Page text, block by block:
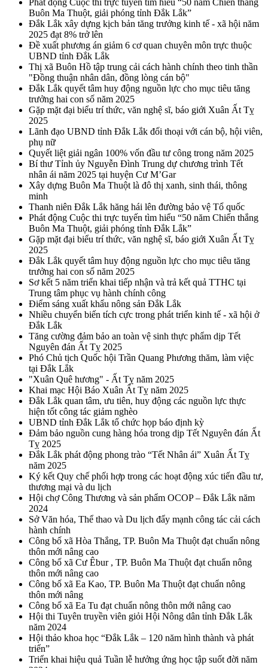
Phát động Cuộc thi trực tuyến tìm hiểu “50 năm Chiến thắng
Buôn Ma Thuột, giải phóng tỉnh Đắk Lắk”
Đắk Lắk xây dựng kịch bản tăng trưởng kinh tế - xã hội năm
2025 đạt 8% trở lên
Đề xuất phương án giảm 6 cơ quan chuyên môn trực thuộc
UBND tỉnh Đắk Lắk
Thị xã Buôn Hồ tập trung cải cách hành chính theo tinh thần
"Đồng thuận nhân dân, đồng lòng cán bộ"
Đắk Lắk quyết tâm huy động nguồn lực cho mục tiêu tăng
trưởng hai con số năm 2025
Gặp mặt đại biểu trí thức, văn nghệ sĩ, báo giới Xuân Ất Tỵ
2025
Lãnh đạo UBND tỉnh Đắk Lắk đối thoại với cán bộ, hội viên,
phụ nữ
Quyết liệt giải ngân 100% vốn đầu tư công trong năm 2025
Bí thư Tỉnh ủy Nguyễn Đình Trung dự chương trình Tết
nhân ái năm 2025 tại huyện Cư M’Gar
Xây dựng Buôn Ma Thuột là đô thị xanh, sinh thái, thông
minh
Thanh niên Đắk Lắk hăng hái lên đường bảo vệ Tổ quốc
Phát động Cuộc thi trực tuyến tìm hiểu “50 năm Chiến thắng
Buôn Ma Thuột, giải phóng tỉnh Đắk Lắk”
Gặp mặt đại biểu trí thức, văn nghệ sĩ, báo giới Xuân Ất Tỵ
2025
Đắk Lắk quyết tâm huy động nguồn lực cho mục tiêu tăng
trưởng hai con số năm 2025
Sơ kết 5 năm triển khai tiếp nhận và trả kết quả TTHC tại
Trung tâm phục vụ hành chính công
Điểm sáng xuất khẩu nông sản Đắk Lắk
Nhiều chuyển biến tích cực trong phát triển kinh tế - xã hội ở
Đắk Lắk
Tăng cường đảm bảo an toàn vệ sinh thực phẩm dịp Tết
Nguyên đán Ất Tỵ 2025
Phó Chủ tịch Quốc hội Trần Quang Phương thăm, làm việc
tại Đắk Lắk
"Xuân Quê hương" - Ất Tỵ năm 2025
Khai mạc Hội Báo Xuân Ất Tỵ năm 2025
Đắk Lắk quan tâm, ưu tiên, huy động các nguồn lực thực
hiện tốt công tác giảm nghèo
UBND tỉnh Đắk Lắk tổ chức họp báo định kỳ
Đảm bảo nguồn cung hàng hóa trong dịp Tết Nguyên đán Ất
Tỵ 2025
Đắk Lắk phát động phong trào “Tết Nhân ái” Xuân Ất Tỵ
năm 2025
Ký kết Quy chế phối hợp trong các hoạt động xúc tiến đầu tư,
thương mại và du lịch
Hội chợ Công Thương và sản phẩm OCOP – Đắk Lắk năm
2024
Sở Văn hóa, Thể thao và Du lịch đẩy mạnh công tác cải cách
hành chính
Công bố xã Hòa Thắng, TP. Buôn Ma Thuột đạt chuẩn nông
thôn mới nâng cao
Công bố xã Cư Êbur , TP. Buôn Ma Thuột đạt chuẩn nông
thôn mới nâng cao
Công bố xã Ea Kao, TP. Buôn Ma Thuột đạt chuẩn nông
thôn mới nâng
Công bố xã Ea Tu đạt chuẩn nông thôn mới nâng cao
Hội thi Tuyên truyền viên giỏi Hội Nông dân tỉnh Đắk Lắk
năm 2024
Hội thảo khoa học “Đắk Lắk – 120 năm hình thành và phát
triển”
Triển khai hiệu quả Tuần lễ hưởng ứng học tập suốt đời năm